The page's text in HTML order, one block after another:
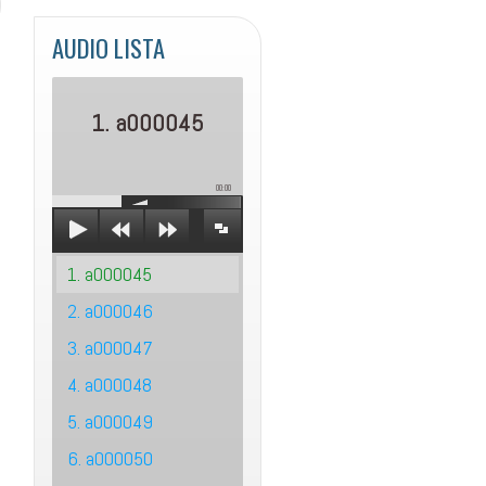
AUDIO LISTA
1. a000045
00:00
1. a000045
2. a000046
3. a000047
4. a000048
5. a000049
6. a000050